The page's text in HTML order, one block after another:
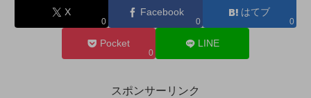
X
0
Facebook
0
はてブ
0
Pocket
0
LINE
スポンサーリンク